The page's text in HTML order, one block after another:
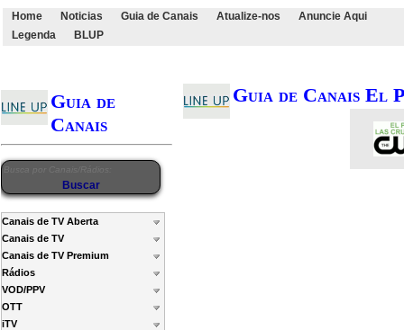
Home Noticias Guia de Canais Atualize-nos
Anuncie Aqui
Legenda
BLUP
Guia de
Canais
Canais de TV Aberta
Canais de TV
Canais de TV Premium
Rádios
VOD/PPV
OTT
iTV
Guia de Canais El